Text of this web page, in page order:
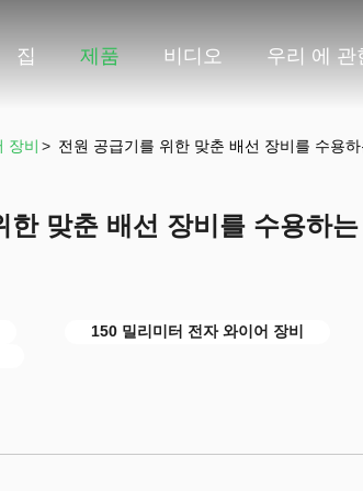
집 제품 비디오 우리 에 관
장비 > 전원 공급기를 위한 맞춘 배선 장비를 수용
한 맞춘 배선 장비를 수용하
150 밀리미터 전자 와이어 장비